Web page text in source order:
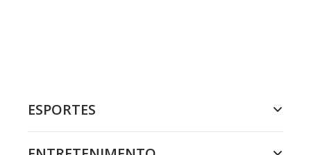
ESPORTES